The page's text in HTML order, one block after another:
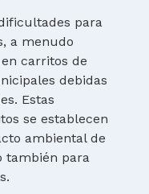
para
a menudo
carritos de
debidas
Estas
se establecen
ambiental de
también para